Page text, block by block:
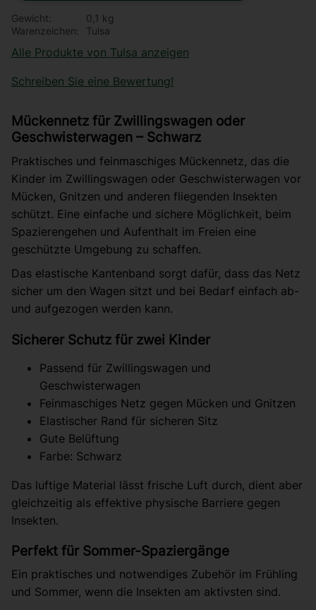
Gewicht
0,1 kg
Warenzeichen
Tulsa
Alle Produkte von Tulsa anzeigen
Schreiben Sie eine Bewertung!
Mückennetz für Zwillingswagen oder
Geschwisterwagen – Schwarz
Praktisches und feinmaschiges Mückennetz, das die
Kinder im Zwillingswagen oder Geschwisterwagen vor
Mücken, Gnitzen und anderen fliegenden Insekten
schützt. Eine einfache und sichere Möglichkeit, beim
Spazierengehen und Aufenthalt im Freien eine
geschützte Umgebung zu schaffen.
Das elastische Kantenband sorgt dafür, dass das Netz
sicher um den Wagen sitzt und bei Bedarf einfach ab-
und aufgezogen werden kann.
Sicherer Schutz für zwei Kinder
Passend für Zwillingswagen und
Geschwisterwagen
Feinmaschiges Netz gegen Mücken und Gnitzen
Elastischer Rand für sicheren Sitz
Gute Belüftung
Farbe: Schwarz
Das luftige Material lässt frische Luft durch, dient aber
gleichzeitig als effektive physische Barriere gegen
Insekten.
Perfekt für Sommer-Spaziergänge
Ein praktisches und notwendiges Zubehör im Frühling
und Sommer, wenn die Insekten am aktivsten sind.